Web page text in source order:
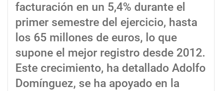
facturación en un 5,4% durante el
primer semestre del ejercicio, hasta
los 65 millones de euros, lo que
supone el mejor registro desde 2012.
Este crecimiento, ha detallado Adolfo
Domínguez, se ha apoyado en la